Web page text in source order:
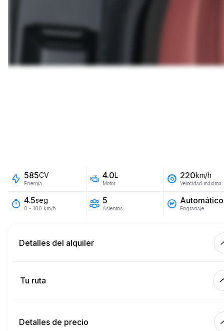
585CV
Energía
4.0L
Motor
220km/h
Velocidad máxima
4.5seg
0 - 100 km/h
5
Asientos
Automático
Engranaje
Detalles del alquiler
Tu ruta
Terminar
Detalles de precio